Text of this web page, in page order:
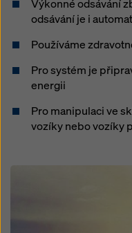
Výkonné odsávání
odsávání je i
Používáme
Pro systém je
energii
Pro manipulaci ve
vozíky nebo vozíky